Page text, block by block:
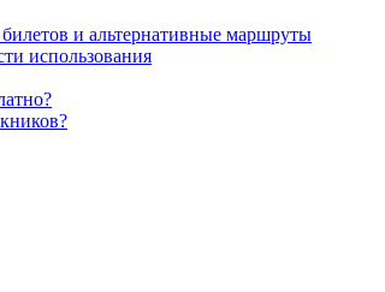
и альтернативные маршруты
использования